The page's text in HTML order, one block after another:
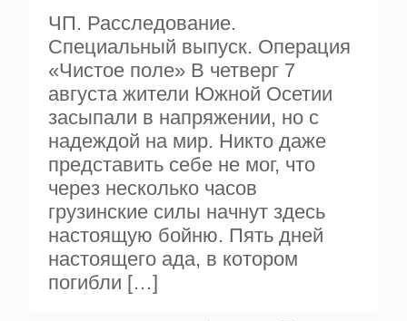
ЧП. Расследование.
Специальный выпуск. Операция
«Чистое поле» В четверг 7
августа жители Южной Осетии
засыпали в напряжении, но с
надеждой на мир. Никто даже
представить себе не мог, что
через несколько часов
грузинские силы начнут здесь
настоящую бойню. Пять дней
настоящего ада, в котором
погибли […]